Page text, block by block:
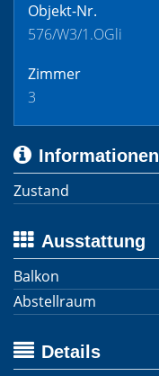
Objekt-Nr.
576/W3/1.OGli
Zimmer
3
Informationen
Zustand
Ausstattung
Balkon
Abstellraum
Details